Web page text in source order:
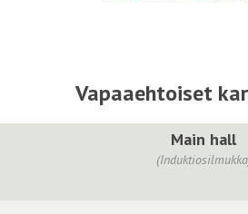
Vapaaehtoiset
Main hall